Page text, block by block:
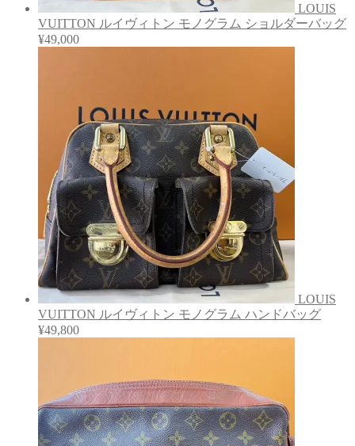
LOUIS
VUITTON ルイヴィトン モノグラム ショルダーバッグ
¥49,000
LOUIS
VUITTON ルイヴィトン モノグラム ハンドバッグ
¥49,800